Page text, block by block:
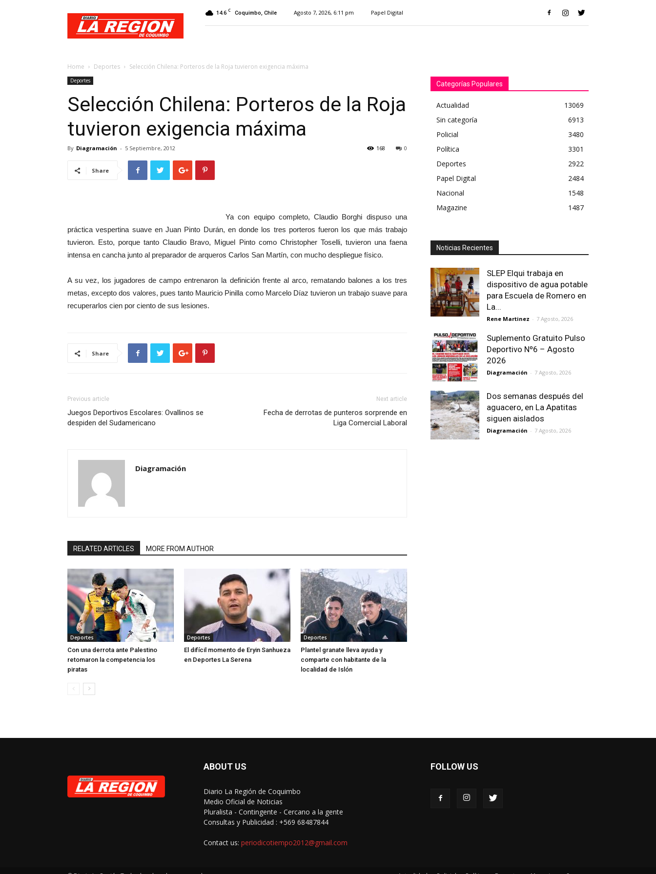
Diario
Región
14.6 C Coquimbo, Chile Agosto 7, 2026, 6:11 pm Papel Digital
Home Deportes Selección Chilena: Porteros de la Roja tuvieron exigencia máxima
Deportes
Selección Chilena: Porteros de la Roja
tuvieron exigencia máxima
By Diagramación - 5 Septiembre, 2012 0
168
Share
Ya con equipo completo, Claudio Borghi dispuso una
práctica vespertina suave en Juan Pinto Durán, en donde los tres porteros fueron los que más trabajo
tuvieron. Esto, porque tanto Claudio Bravo, Miguel Pinto como Christopher Toselli, tuvieron una faena
intensa en cancha junto al preparador de arqueros Carlos San Martín, con mucho despliegue físico.
A su vez, los jugadores de campo entrenaron la definición frente al arco, rematando balones a los tres
metas, excepto dos valores, pues tanto Mauricio Pinilla como Marcelo Díaz tuvieron un trabajo suave para
recuperarlos cien por ciento de sus lesiones.
Share
Previous article
Juegos Deportivos Escolares: Ovallinos se
despiden del Sudamericano
Next article
Fecha de derrotas de punteros sorprende en
Liga Comercial Laboral
Diagramación
RELATED ARTICLES MORE FROM AUTHOR
Deportes
Con una derrota ante Palestino
retomaron la competencia los
piratas
Deportes
El difícil momento de Eryin Sanhueza
en Deportes La Serena
Deportes
Plantel granate lleva ayuda y
comparte con habitante de la
localidad de Islón
Categorías Populares
Actualidad
13069
Sin categoría
6913
Policial
3480
Política
3301
Deportes
2922
Papel Digital
2484
Nacional
1548
Magazine
1487
Noticias Recientes
SLEP Elqui trabaja en
dispositivo de agua potable
para Escuela de Romero en
La...
Rene Martinez - 7 Agosto, 2026
Suplemento Gratuito Pulso
Deportivo Nº6 – Agosto
2026
Diagramación - 7 Agosto, 2026
Dos semanas después del
aguacero, en La Apatitas
siguen aislados
Diagramación - 7 Agosto, 2026
ABOUT US
Diario La Región de Coquimbo
Medio Oficial de Noticias
Pluralista - Contingente - Cercano a la gente
Consultas y Publicidad : +569 68487844
Contact us: periodicotiempo2012@gmail.com
FOLLOW US